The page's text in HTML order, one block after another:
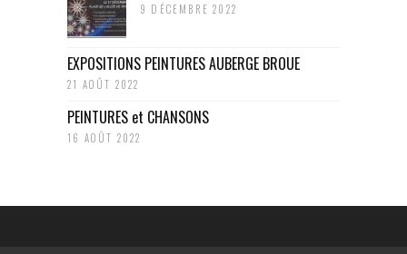
9 DÉCEMBRE 2022
EXPOSITIONS PEINTURES AUBERGE BROUE
21 AOÛT 2022
PEINTURES et CHANSONS
16 AOÛT 2022